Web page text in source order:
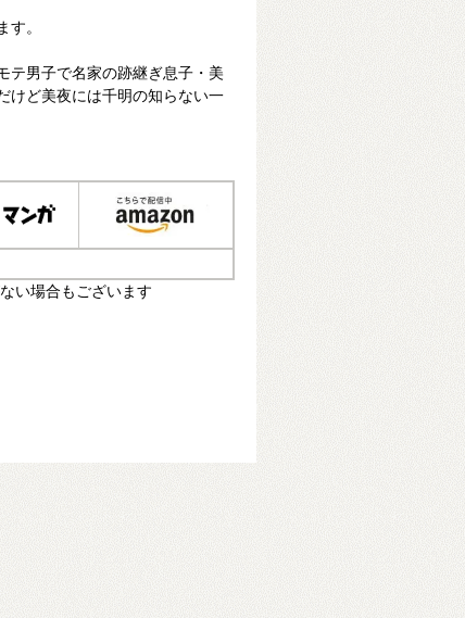
す。
テ男子で名家の跡継ぎ息子・美
けど美夜には千明の知らない一
い場合もございます